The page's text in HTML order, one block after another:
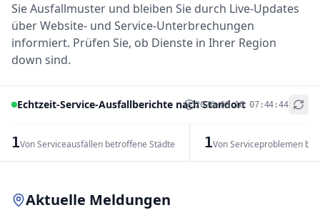
Sie Ausfallmuster und bleiben Sie durch Live-Updates
über Website- und Service-Unterbrechungen
informiert. Prüfen Sie, ob Dienste in Ihrer Region
down sind.
Echtzeit-Service-Ausfallberichte nach Standort
2026-08-10 07:44:44
1Von Serviceausfällen betroffene Städte 1Von Serviceproblemen
+
Aktuelle Meldungen